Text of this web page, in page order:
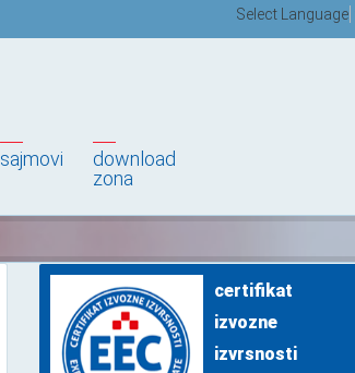
Select Language
sajmovi
download
zona
certifikat
izvozne
izvrsnosti